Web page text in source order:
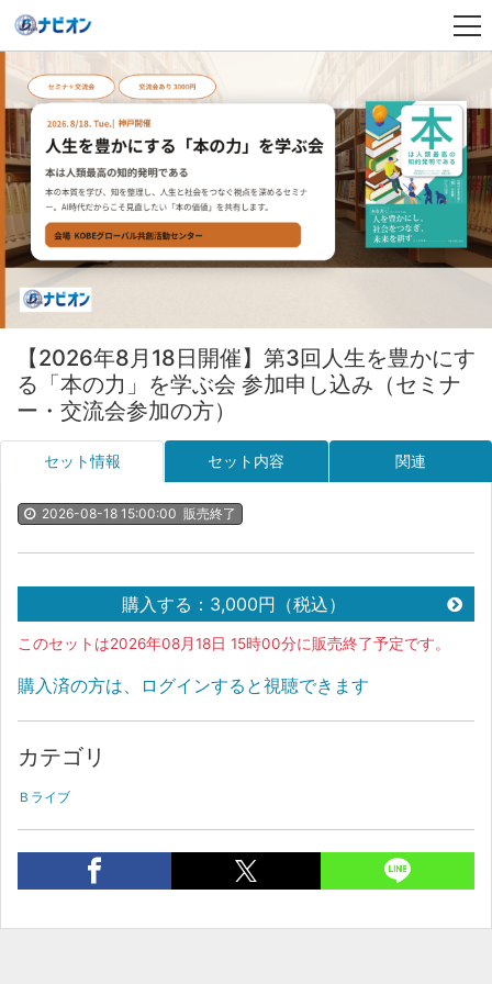
【2026年8月18日開催】第3回人生を豊かにす
る「本の力」を学ぶ会 参加申し込み（セミナ
ー・交流会参加の方）
セット情報 セット内容 関連
2026-08-18 15:00:00 販売終了
購入する：3,000円（税込）
このセットは2026年08月18日 15時00分に販売終了予定です。
購入済の方は、ログインすると視聴できます
カテゴリ
Ｂライブ